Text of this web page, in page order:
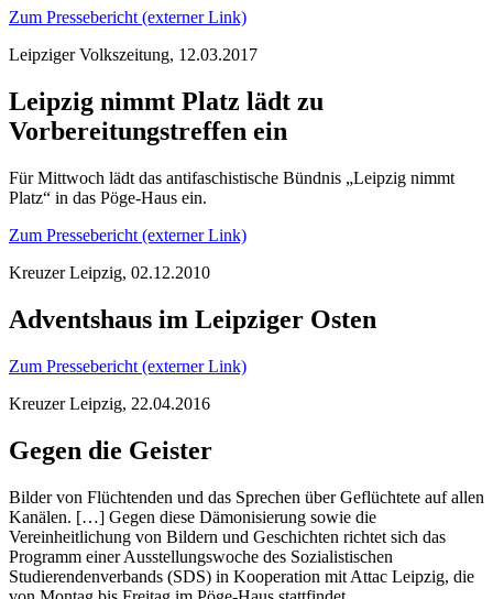
Zum Pressebericht (externer Link)
Leipziger Volkszeitung, 12.03.2017
Leipzig nimmt Platz lädt zu
Vorbereitungstreffen ein
Für Mittwoch lädt das antifaschistische Bündnis „Leipzig nimmt
Platz“ in das Pöge-Haus ein.
Zum Pressebericht (externer Link)
Kreuzer Leipzig, 02.12.2010
Adventshaus im Leipziger Osten
Zum Pressebericht (externer Link)
Kreuzer Leipzig, 22.04.2016
Gegen die Geister
Bilder von Flüchtenden und das Sprechen über Geflüchtete auf allen
Kanälen. […] Gegen diese Dämonisierung sowie die
Vereinheitlichung von Bildern und Geschichten richtet sich das
Programm einer Ausstellungswoche des Sozialistischen
Studierendenverbands (SDS) in Kooperation mit Attac Leipzig, die